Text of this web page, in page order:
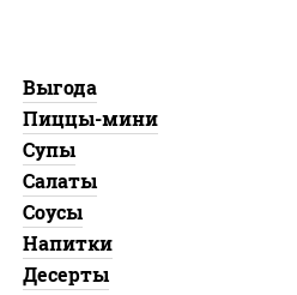
Выгода
Пиццы-мини
Супы
Салаты
Соусы
Напитки
Десерты